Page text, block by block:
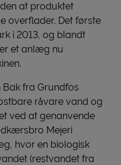
at produktet
overflader. Det første
i 2013, og blandt
et anlæg nu
Bak fra Grundfos
råvare vand og
ved at genanvende
Mejeri
hvor en biologisk
(restvandet fra